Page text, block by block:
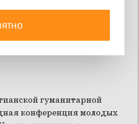
Человек.
гуманитарной
конференция молодых